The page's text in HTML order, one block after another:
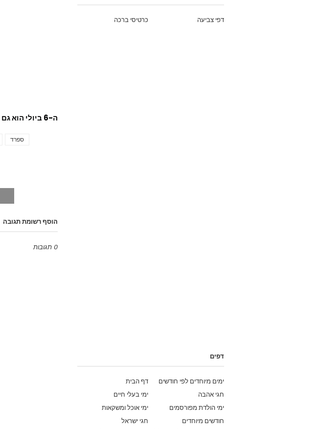
ה-6 ביולי הוא גם
ספרד
הוסף רשומת תגובה
0 תגובות
כרטיסי ברכה דפי צביעה
דפים
דף הבית
ימים מיוחדים לפי חודשים
ימי בעלי חיים
חגי אהבה
ימי אוכל ומשקאות
ימי הולדת מפורסמים
חגי ישראל
חודשים מיוחדים